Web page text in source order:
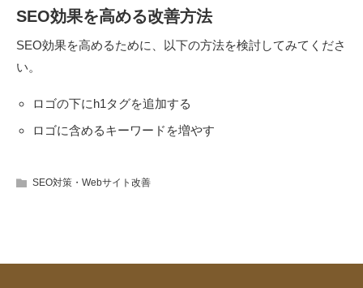
SEO効果を高める改善方法
SEO効果を高めるために、以下の方法を検討してみてくださ
い。
ロゴの下にh1タグを追加する
ロゴに含めるキーワードを増やす
SEO対策・Webサイト改善